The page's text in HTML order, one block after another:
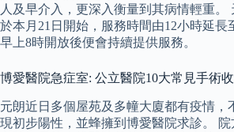
人及早介入，更深入衡量到其病情輕重。
於本月21日開始，服務時間由12小時延長
早上8時開放後便會持續提供服務。
博愛醫院急症室: 公立醫院10大常見手術
元朗近日多個屋苑及多幢大廈都有疫情，
現初步陽性，並蜂擁到博愛醫院求診。